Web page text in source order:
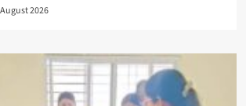
2026